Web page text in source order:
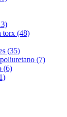
torx (48)
(35)
(7)
(6)